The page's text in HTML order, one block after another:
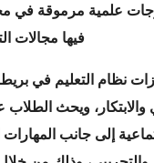
علمية مرموقة في
فيها مجالات
نظام التعليم في
والابتكار، ويحث الطلاب
إلى جانب المهارات